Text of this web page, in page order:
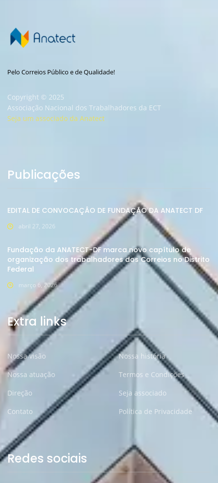
Pelo Correios Público e de Qualidade!
Copyright © 2025
Associação Nacional dos Trabalhadores da ECT
Seja um associado da Anatect
Publicações
EDITAL DE CONVOCAÇÂO DE FUNDAÇÃO DA ANATECT DF
abril 27, 2026
Fundação da ANATECT-DF marca novo capítulo de
organização dos trabalhadores dos Correios no Distrito
Federal
março 6, 2026
Extra links
Nossa visão
Nossa história
Nossa atuação
Termos e Condições
Direção
Seja associado
Contato
Política de Privacidade
Redes sociais